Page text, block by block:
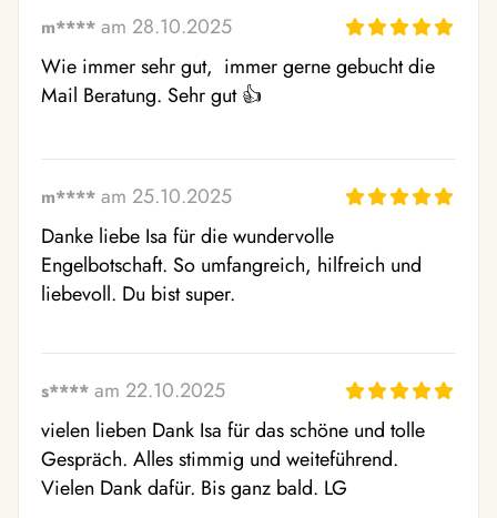
m**** am 28.10.2025
Wie immer sehr gut,  immer gerne gebucht die
Mail Beratung. Sehr gut 👍
m**** am 25.10.2025
Danke liebe Isa für die wundervolle
Engelbotschaft. So umfangreich, hilfreich und
liebevoll. Du bist super.
s**** am 22.10.2025
vielen lieben Dank Isa für das schöne und tolle
Gespräch. Alles stimmig und weiteführend.
Vielen Dank dafür. Bis ganz bald. LG